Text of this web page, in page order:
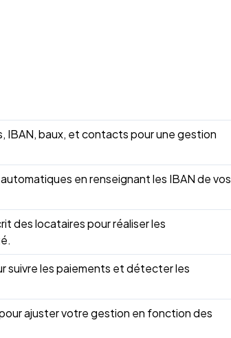
IBAN, baux, et contacts pour une gestion
en renseignant les IBAN de vos
des locataires pour réaliser les
suivre les paiements et détecter les
ajuster votre gestion en fonction des